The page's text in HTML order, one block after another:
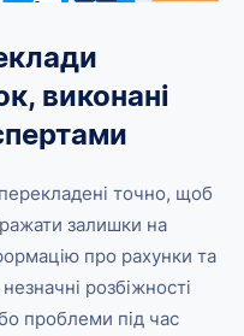
виконані
точно, щоб
залишки на
про рахунки та
розбіжності
проблеми під час